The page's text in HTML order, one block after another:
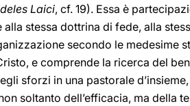
Laici, cf. 19). Essa è
stessa dottrina di fede, alla
secondo le medesime
e comprende la ricerca del
sforzi in una pastorale
soltanto dell’efficacia, ma della